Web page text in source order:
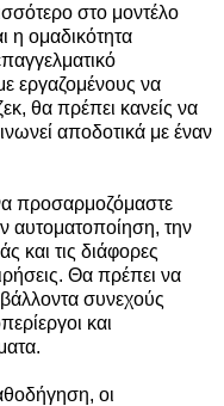
στο μοντέλο
η ομαδικότητα
εργαζομένους να
θα πρέπει κανείς να
αποδοτικά με έναν
προσαρμοζόμαστε
αυτοματοποίηση, την
και τις διάφορες
Θα πρέπει να
συνεχούς
και
οι